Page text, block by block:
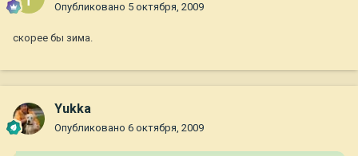
Опубликовано 5 октября, 2009
скорее бы зима.
Yukka
Опубликовано 6 октября, 2009